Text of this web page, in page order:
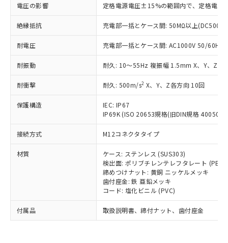
電圧の影響 定格電源電圧±15%の範囲内で、定格電
絶縁抵抗 充電部一括とケース間: 50MΩ以上(DC500V
耐電圧 充電部一括とケース間: AC1000V 50/60Hz
耐振動 耐久: 10～55Hz 複振幅 1.5mm X、Y、Z各
耐衝撃 耐久: 500m/s2 X、Y、Z各方向 10回
保護構造
IEC: IP67
IP69K (ISO 20653規格(旧DIN規格 40050
接続方式 M12コネクタタイプ
材質
ケース: ステンレス (SUS303)
検出面: ポリブチレンテレフタレート (PBT)
締めつけナット: 黄銅 ニッケルメッキ
歯付座金: 鉄 亜鉛メッキ
コード: 塩化ビニル (PVC)
付属品 取扱説明書、締付ナット、歯付座金
在庫状況および標準価格照会結果は、
記載している更新日時点での社内デー
タに基づき作成されるものであり、閲
覧された時点での実際の在庫および標
準価格とは異なる場合があることをご
了承ください。
様のお取引先、またはお客様担当のオ
ムロン制御機器販売店・当社販売員に
ご相談ください。
オムロン制御機器販売店や当社販売拠
販売ネットワーク
」をご確認
在庫状況および標準価格結果を当社の
事前の承諾なく第三者に漏洩または開
示しないようお願いします。
マイパーツ機能（部品リスト作成サー
ビス）をご利用いただくには、I-Web
メンバーズにご登録されている必要が
お客様が当ウェブサイト上で当社にご
むを得ず変更することがあります。
*EU RoHS指令（10物質）：
六価クロム(Cr(Ⅵ)) 1000ppm以下、ポリ臭化ビフェニル
類(PBB) 1000ppm以下、ポリ臭化ジフェニルエーテル類
(PBDE) 1000ppm以下、フタル酸ビス(2-エチルヘキシ
ル) (DEHP)(別名：DOP) 1000ppm以下、フタル酸ブチ
ルベンジル（BBP） 1000ppm以下、フタル酸ジブチル
（DBP） 1000ppm以下、フタル酸ジイソブチル
適用除外項目は除く。
フタル酸エステル類の４物質については閾値を超える意
図的な使用がないことを確認しています。
部品在庫の切り替え状況などにより、予定
月が前後することがあります。
い合わせください。
Pb(鉛) :1000ppm、 Hg(水銀) : 1000ppm、 Cd(カドミウ
Cr(Ⅵ)(六価クロム) : 1000ppm、 PBBs(ポリ臭化ビフェ
ニル類) : 1000ppm、 PBDEs(ポリ臭化ジフェニルエーテ
イソブチル) : 1000ppm、 BBP(フタル酸ブチルベンジ
DEHP(フタル酸ビス(2-エチルヘキシル)) : 1000ppm
※2 環境保護使用期限
「ｅ」：有害物質（10物質）のすべてが基
準値以下であることを示します。
「10」：通常の使用状況下において有害物
質が外部に漏えいし、環境に深刻な影響を
及ぼさない年数を意味します。
「－」：未確認です。当社販売部門へお問
為替および外国貿易法に定める商品
（以下｢規制貨物等」という）を輸出
または国外への提供する場合は、日本
国政府の輸出許可(または役務取引許
可)を取得するなどの必要な手続きを
当社は規制貨物を破棄する場合は、完
全に破砕するなど、違法に輸出されな
いよう必要な手段を講じます。
当社は貴社製品を、核兵器、ミサイ
ル、化学兵器、生物兵器またはその他
武器並びにこれらの製造装置等に一切
使用いたしません。
当社は、貴社製品を第三者に販売する
場合は、上記1、2および3の内容を当
該第三者に通知します。また当社は、
販売先および販売に係わる関係者が違
法に輸出するおそれがある場合は、取
一定数以上の在庫あり
一定数には満たないが在庫あり
在庫なし(最新の在庫状況につ
いては、お客様のお取引先、ま
たはお客様担当のオムロン制御
機器販売店・当社販売員にご確
認ください)
受注生産機種、また在庫状況の
情報を公開していない機種